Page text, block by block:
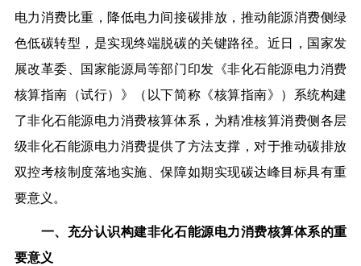
电力消费比重，降低电力间接碳排放，推动能源消费侧绿
色低碳转型，是实现终端脱碳的关键路径。近日，国家发
展改革委、国家能源局等部门印发《非化石能源电力消费
核算指南（试行）》（以下简称《核算指南》）系统构建
了非化石能源电力消费核算体系，为精准核算消费侧各层
级非化石能源电力消费提供了方法支撑，对于推动碳排放
双控考核制度落地实施、保障如期实现碳达峰目标具有重
要意义。
一、充分认识构建非化石能源电力消费核算体系的重
要意义